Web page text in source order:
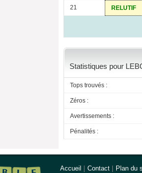
21 RELUTIF
Statistiques pour
Tops trouvés :
Zéros :
Avertissements :
Pénalités :
Accueil Contact Plan du